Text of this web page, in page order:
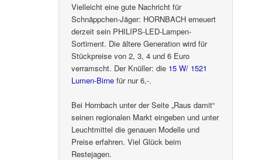
Vielleicht eine gute Nachricht für
Schnäppchen-Jäger: HORNBACH erneuert
derzeit sein PHILIPS-LED-Lampen-
Sortiment. Die ältere Generation wird für
Stückpreise von 2, 3, 4 und 6 Euro
verramscht. Der Knüller: die 15 W/ 1521
Lumen-Birne für nur 6,-.
Bei Hornbach unter der Seite „Raus damit“
seinen regionalen Markt eingeben und unter
Leuchtmittel die genauen Modelle und
Preise erfahren. Viel Glück beim
Restejagen.